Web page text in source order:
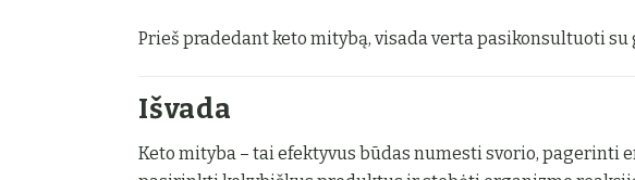
Prieš pradedant keto mitybą, visada verta pasikonsultuoti
Išvada
Keto mityba – tai efektyvus būdas numesti svorio, pagerinti